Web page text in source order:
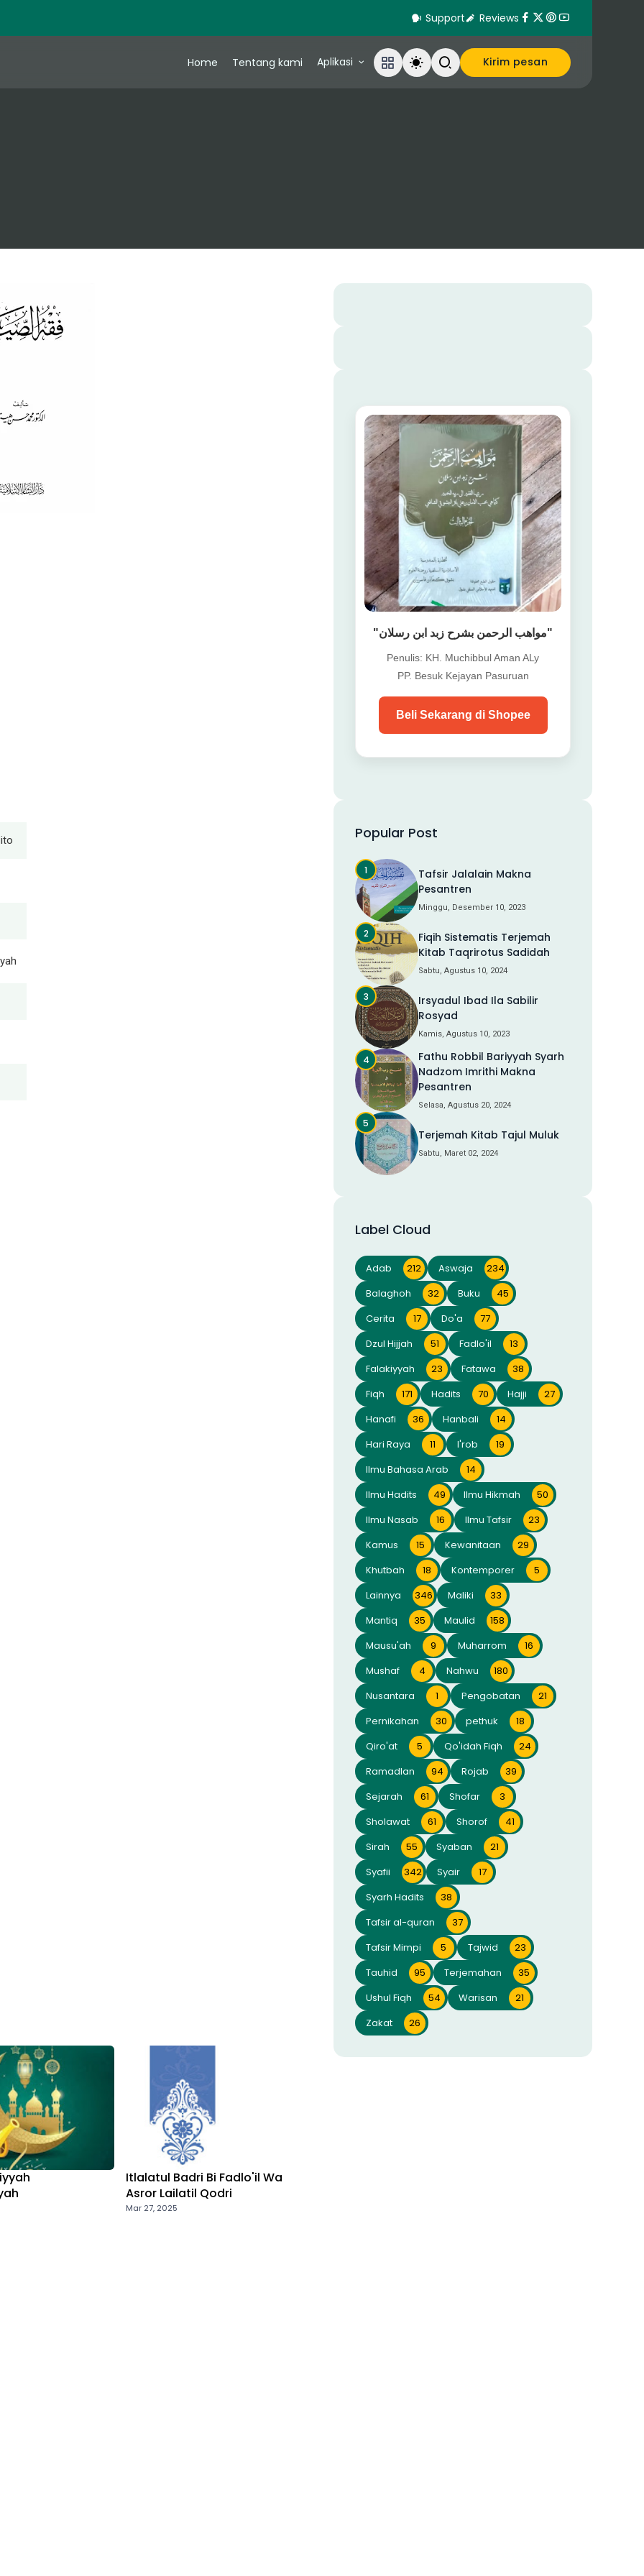
Support Reviews
Home Tentang kami Aplikasi Kirim pesan
Itlalatul Badri Bi Fadlo'il Wa
Asror Lailatil Qodri
Mar 27, 2025
"مواهب الرحمن بشرح زبد ابن رسلان"
Penulis: KH. Muchibbul Aman ALy
PP. Besuk Kejayan Pasuruan
Beli Sekarang di Shopee
Popular Post
Tafsir Jalalain Makna
Pesantren
Minggu, Desember 10, 2023
Fiqih Sistematis Terjemah
Kitab Taqrirotus Sadidah
Sabtu, Agustus 10, 2024
Irsyadul Ibad Ila Sabilir
Rosyad
Kamis, Agustus 10, 2023
Fathu Robbil Bariyyah Syarh
Nadzom Imrithi Makna
Pesantren
Selasa, Agustus 20, 2024
Terjemah Kitab Tajul Muluk
Sabtu, Maret 02, 2024
Label Cloud
Adab 212 Aswaja
234
Balaghoh
32 Buku
45
Cerita
17 Do'a
77
Dzul Hijjah
51 Fadlo'il
13
Falakiyyah
23 Fatawa
38
Fiqh
171 Hadits 70 Hajji
27
Hanafi
36 Hanbali
14
Hari Raya
11 I'rob
19
Ilmu Bahasa Arab
14
Ilmu Hadits
49 Ilmu Hikmah
50
Ilmu Nasab
16 Ilmu Tafsir
23
Kamus
15 Kewanitaan
29
Khutbah
18 Kontemporer
5
Lainnya
346 Maliki
33
Mantiq
35 Maulid
158
Mausu'ah
9 Muharrom
16
Mushaf
4 Nahwu
180
Nusantara
1 Pengobatan
21
Pernikahan
30 pethuk
18
Qiro'at
5 Qo'idah Fiqh
24
Ramadlan
94 Rojab
39
Sejarah
61 Shofar
3
Sholawat
61 Shorof
41
Sirah
55 Syaban
21
Syafii
342 Syair
17
Syarh Hadits
38
Tafsir al-quran
37
Tafsir Mimpi
5 Tajwid
23
Tauhid
95 Terjemahan
35
Ushul Fiqh
54 Warisan
21
Zakat
26